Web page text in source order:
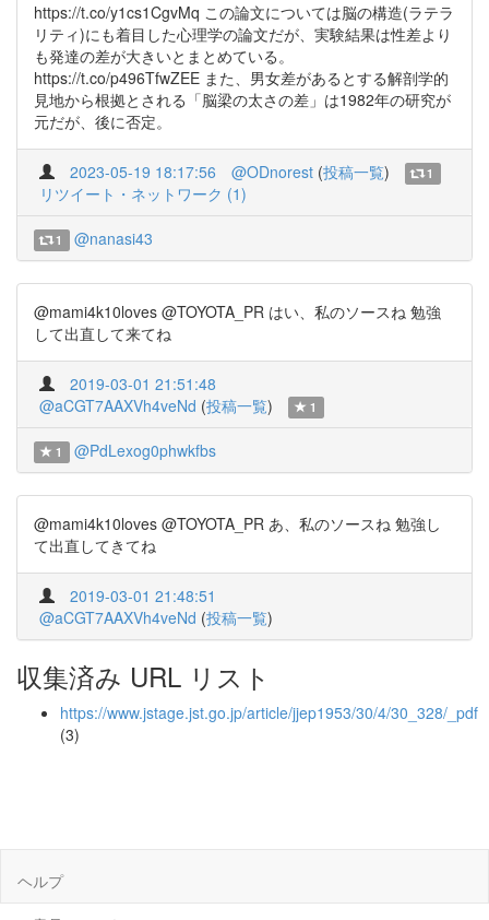
https://t.co/y1cs1CgvMq この論文については脳の構造(ラテラ
リティ)にも着目した心理学の論文だが、実験結果は性差より
も発達の差が大きいとまとめている。
https://t.co/p496TfwZEE また、男女差があるとする解剖学的
見地から根拠とされる「脳梁の太さの差」は1982年の研究が
元だが、後に否定。
2023-05-19 18:17:56 @ODnorest (投稿一覧) 1
リツイート・ネットワーク (1)
1 @nanasi43
@mami4k10loves @TOYOTA_PR はい、私のソースね 勉強
して出直して来てね
2019-03-01 21:51:48
@aCGT7AAXVh4veNd (投稿一覧) 1
1 @PdLexog0phwkfbs
@mami4k10loves @TOYOTA_PR あ、私のソースね 勉強し
て出直してきてね
2019-03-01 21:48:51
@aCGT7AAXVh4veNd (投稿一覧)
収集済み URL リスト
https://www.jstage.jst.go.jp/article/jjep1953/30/4/30_328/_pdf
(3)
ヘルプ